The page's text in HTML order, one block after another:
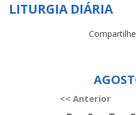
LITURGIA DIÁRIA
Compartilhe